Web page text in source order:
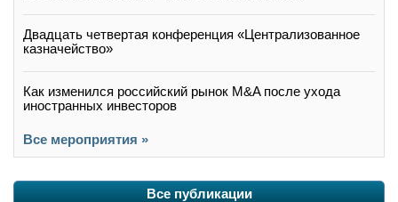
Двадцать четвертая конференция «Централизованное
казначейство»
Как изменился российский рынок M&A после ухода
иностранных инвесторов
Все мероприятия »
Все публикации